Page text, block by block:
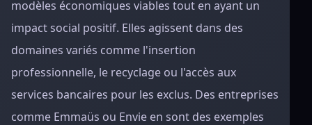
modèles économiques viables tout en ayant un
impact social positif. Elles agissent dans des
domaines variés comme l'insertion
professionnelle, le recyclage ou l'accès aux
services bancaires pour les exclus. Des entreprises
comme Emmaüs ou Envie en sont des exemples